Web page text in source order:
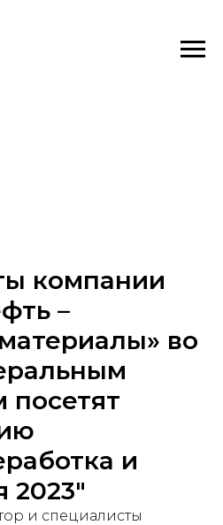
компании
–
во
посетят
и
2023"
и специалисты